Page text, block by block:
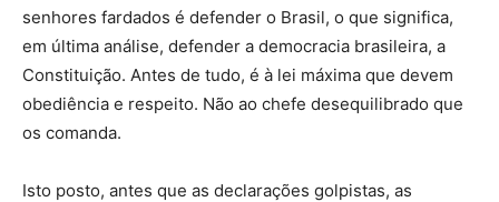
senhores fardados é defender o Brasil, o que significa,
em última análise, defender a democracia brasileira, a
Constituição. Antes de tudo, é à lei máxima que devem
obediência e respeito. Não ao chefe desequilibrado que
os comanda.
Isto posto, antes que as declarações golpistas, as